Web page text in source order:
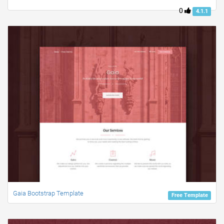
0 4.1.1
Free Template
Gaia Bootstrap Template